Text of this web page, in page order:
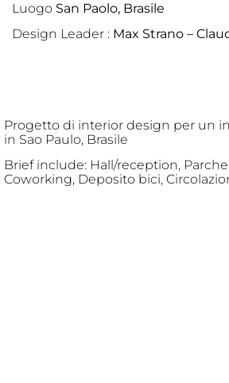
Luogo San Paolo, Brasile
Design Leader : Max Strano –
Progetto di interior design per un
in Sao Paulo, Brasile
Brief include: Hall/reception,
Coworking, Deposito bici,